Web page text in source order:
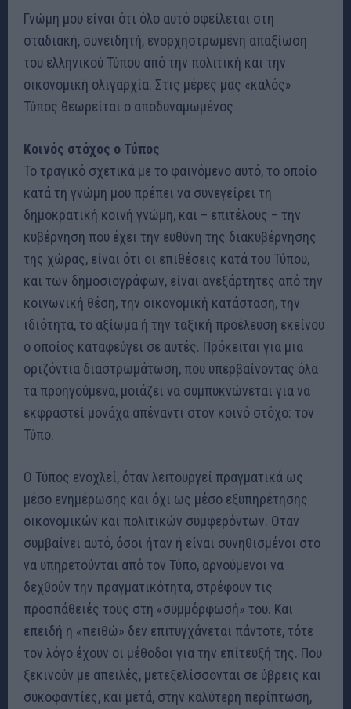
Γνώμη μου είναι ότι όλο αυτό οφείλεται στη
σταδιακή, συνειδητή, ενορχηστρωμένη απαξίωση
του ελληνικού Τύπου από την πολιτική και την
οικονομική ολιγαρχία. Στις μέρες μας «καλός»
Τύπος θεωρείται ο αποδυναμωμένος
Κοινός στόχος ο Τύπος
Το τραγικό σχετικά με το φαινόμενο αυτό, το οποίο
κατά τη γνώμη μου πρέπει να συνεγείρει τη
δημοκρατική κοινή γνώμη, και – επιτέλους – την
κυβέρνηση που έχει την ευθύνη της διακυβέρνησης
της χώρας, είναι ότι οι επιθέσεις κατά του Τύπου,
και των δημοσιογράφων, είναι ανεξάρτητες από την
κοινωνική θέση, την οικονομική κατάσταση, την
ιδιότητα, το αξίωμα ή την ταξική προέλευση εκείνου
ο οποίος καταφεύγει σε αυτές. Πρόκειται για μια
οριζόντια διαστρωμάτωση, που υπερβαίνοντας όλα
τα προηγούμενα, μοιάζει να συμπυκνώνεται για να
εκφραστεί μονάχα απέναντι στον κοινό στόχο: τον
Τύπο.
Ο Τύπος ενοχλεί, όταν λειτουργεί πραγματικά ως
μέσο ενημέρωσης και όχι ως μέσο εξυπηρέτησης
οικονομικών και πολιτικών συμφερόντων. Οταν
συμβαίνει αυτό, όσοι ήταν ή είναι συνηθισμένοι στο
να υπηρετούνται από τον Τύπο, αρνούμενοι να
δεχθούν την πραγματικότητα, στρέφουν τις
προσπάθειές τους στη «συμμόρφωσή» του. Και
επειδή η «πειθώ» δεν επιτυγχάνεται πάντοτε, τότε
τον λόγο έχουν οι μέθοδοι για την επίτευξή της. Που
ξεκινούν με απειλές, μετεξελίσσονται σε ύβρεις και
συκοφαντίες, και μετά, στην καλύτερη περίπτωση,